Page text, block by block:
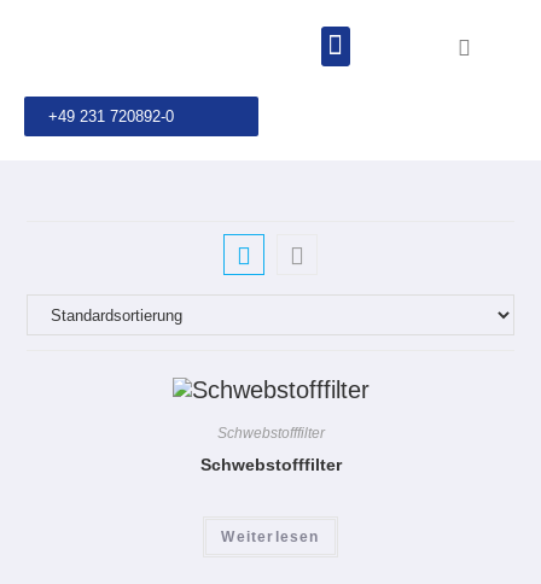
+49 231 720892-0
Schwebstofffilter
Schwebstofffilter
Weiterlesen